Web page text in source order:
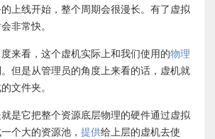
上线开始，整个周期会很漫长。有了虚拟
非常快。
来看，这个虚机实际上和我们使用的物理
但是从管理员的角度上来看的话，虚机就
文件夹。
是它把整个资源底层物理的硬件通过虚拟
个大的资源池， 提供给上层的虚机去使